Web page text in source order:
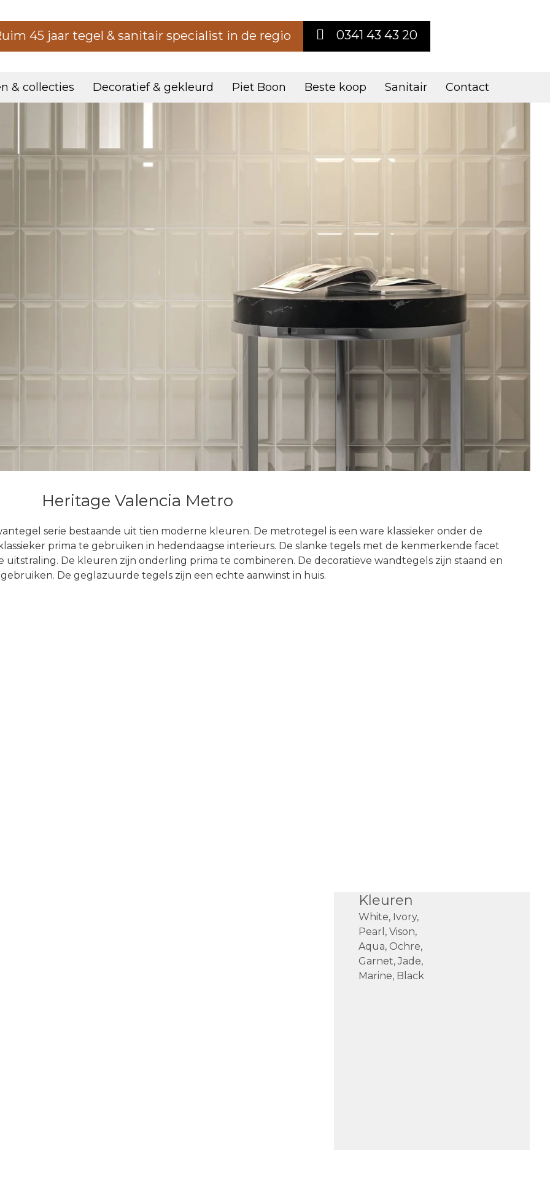
45 jaar tegel & sanitair specialist in de regio 0341 43 43 20
& collecties Decoratief & gekleurd Piet Boon Beste koop Sanitair Contact
Heritage Valencia Metro
serie bestaande uit tien moderne kleuren. De metrotegel is een ware klassieker onder de
prima te gebruiken in hedendaagse interieurs. De slanke tegels met de kenmerkende facet
De kleuren zijn onderling prima te combineren. De decoratieve wandtegels zijn staand en
De geglazuurde tegels zijn een echte aanwinst in huis.
Kleuren
White, Ivory,
Pearl, Vison,
Aqua, Ochre,
Garnet, Jade,
Marine, Black